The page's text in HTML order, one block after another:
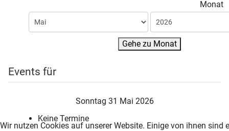
Monat
Gehe zu Monat
Events für
Sonntag 31 Mai 2026
Keine Termine
Wir nutzen Cookies auf unserer Website. Einige von ihnen sind